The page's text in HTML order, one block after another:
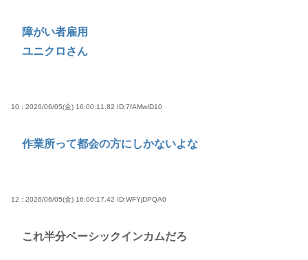
障がい者雇用
ユニクロさん
10 : 2026/06/05(金) 16:00:11.82 ID:7fAMwID10
作業所って都会の方にしかないよな
12 : 2026/06/05(金) 16:00:17.42 ID:WFYjDPQA0
これ半分ベーシックインカムだろ